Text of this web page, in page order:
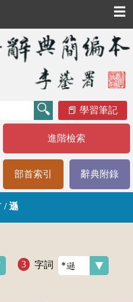
☰
學習筆記
進階檢索
部首索引 辭典附錄
/ 遜
字詞